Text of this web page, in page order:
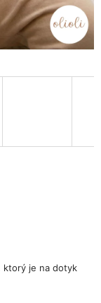
ktorý je na dotyk